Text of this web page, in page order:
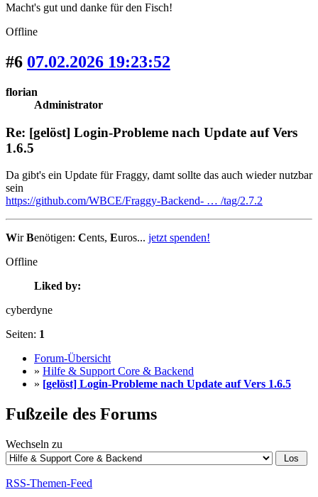
Macht's gut und danke für den Fisch!
Offline
#6 07.02.2026 19:23:52
florian
Administrator
Re: [gelöst] Login-Probleme nach Update auf Vers
1.6.5
Da gibt's ein Update für Fraggy, damt sollte das auch wieder nutzbar
sein
https://github.com/WBCE/Fraggy-Backend- … /tag/2.7.2
WirBenötigen: Cents, Euros... jetzt spenden!
Offline
Liked by:
cyberdyne
Seiten: 1
Forum-Übersicht
» Hilfe & Support Core & Backend
» [gelöst] Login-Probleme nach Update auf Vers 1.6.5
Fußzeile des Forums
Wechseln zu
RSS-Themen-Feed